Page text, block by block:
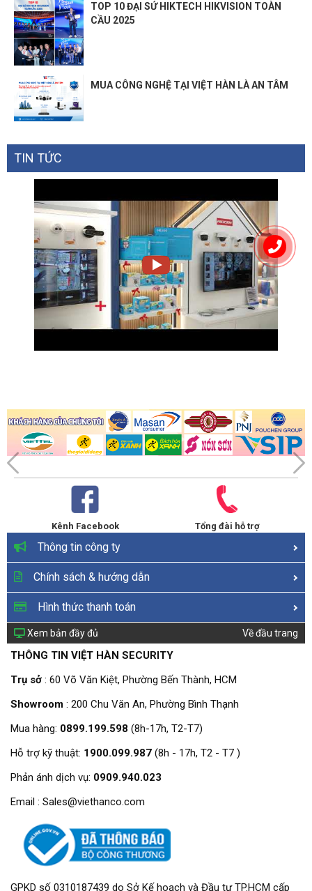
TOP 10 ĐẠI SỨ HIKTECH HIKVISION TOÀN
CẦU 2025
MUA CÔNG NGHỆ TẠI VIỆT HÀN LÀ AN TÂM
TIN TỨC
Kênh Facebook Tổng đài hỗ trợ
Thông tin công ty
Chính sách & hướng dẫn
Hình thức thanh toán
Xem bản đầy đủ Về đầu trang
THÔNG TIN VIỆT HÀN SECURITY
Trụ sở : 60 Võ Văn Kiệt, Phường Bến Thành, HCM
Showroom : 200 Chu Văn An, Phường Bình Thạnh
Mua hàng: 0899.199.598 (8h-17h, T2-T7)
Hỗ trợ kỹ thuật: 1900.099.987 (8h - 17h, T2 - T7 )
Phản ánh dịch vụ: 0909.940.023
Email : Sales@viethanco.com
GPKD số 0310187439 do Sở Kế hoạch và Đầu tư TP.HCM cấp